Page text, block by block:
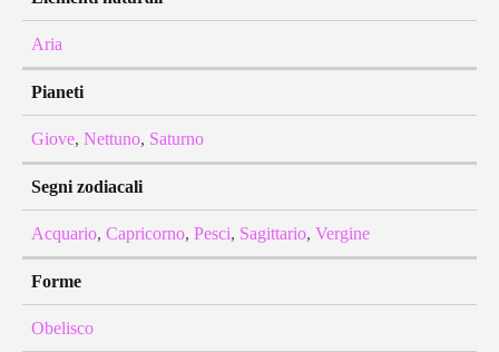
Aria
Pianeti
Giove, Nettuno, Saturno
Segni zodiacali
Acquario, Capricorno, Pesci, Sagittario, Vergine
Forme
Obelisco